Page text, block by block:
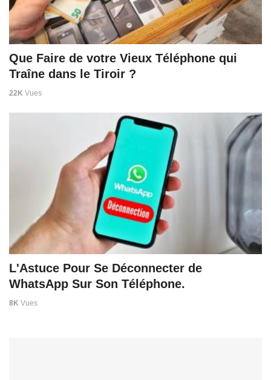
Que Faire de votre Vieux Téléphone qui
Traîne dans le Tiroir ?
22K Vues
L'Astuce Pour Se Déconnecter de
WhatsApp Sur Son Téléphone.
8K Vues